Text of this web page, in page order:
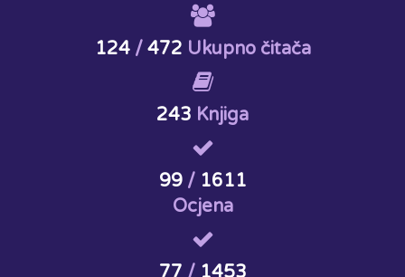
124/ 472 Ukupno čitača
243 Knjiga
99/ 1611
Ocjena
77 / 1453